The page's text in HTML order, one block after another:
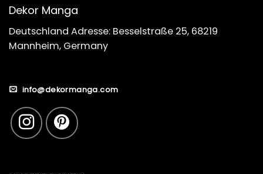
Dekor Manga
Deutschland Adresse: Besselstraße 25, 68219
Mannheim, Germany
info@dekormanga.com